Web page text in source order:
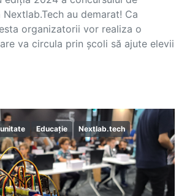
au demarat! Ca
organizatorii vor realiza o
va circula prin școli să ajute elevii
Educație Nextlab.tech